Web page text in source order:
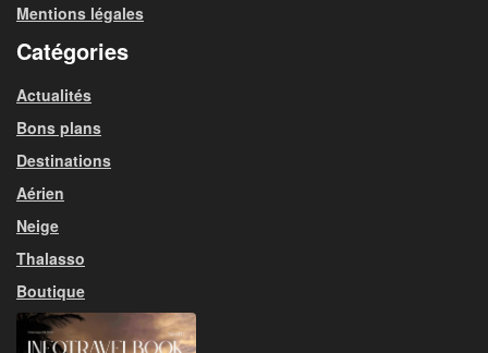
Mentions légales
Catégories
Actualités
Bons plans
Destinations
Aérien
Neige
Thalasso
Boutique